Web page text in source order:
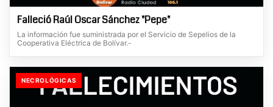
Falleció Raúl Oscar Sánchez "Pepe"
La información fue suministrada por el Servicio de Sepelios de la
Cooperativa Eléctrica de Bolívar.-
NECROLÓGICAS